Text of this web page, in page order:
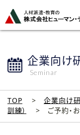
企業向け
Seminar
TOP 企業向け
訓練）
ご予約・
ジ
ト